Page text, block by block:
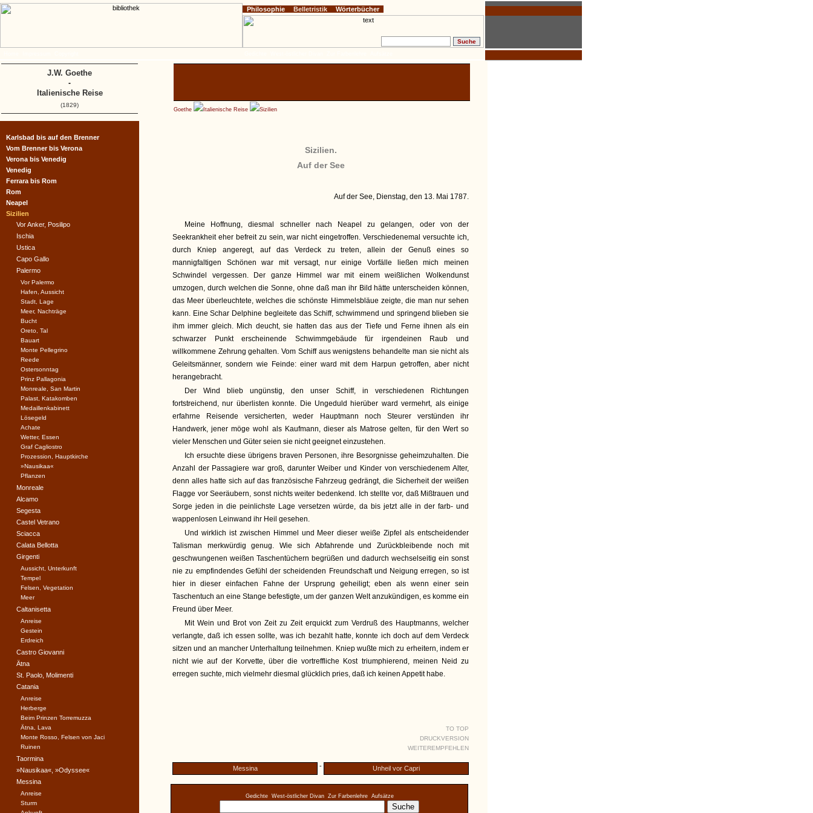
Goethe Italienische Reise Sizilien
Sizilien.
Auf der See
Auf der See, Dienstag, den 13. Mai 1787.
Meine Hoffnung, diesmal schneller nach Neapel zu gelangen, oder von der
Seekrankheit eher befreit zu sein, war nicht eingetroffen. Verschiedenemal versuchte ich,
durch Kniep angeregt, auf das Verdeck zu treten, allein der Genuß eines so
mannigfaltigen Schönen war mit versagt, nur einige Vorfälle ließen mich meinen
Schwindel vergessen. Der ganze Himmel war mit einem weißlichen Wolkendunst
umzogen, durch welchen die Sonne, ohne daß man ihr Bild hätte unterscheiden können,
das Meer überleuchtete, welches die schönste Himmelsbläue zeigte, die man nur sehen
kann. Eine Schar Delphine begleitete das Schiff, schwimmend und springend blieben sie
ihm immer gleich. Mich deucht, sie hatten das aus der Tiefe und Ferne ihnen als ein
schwarzer Punkt erscheinende Schwimmgebäude für irgendeinen Raub und
willkommene Zehrung gehalten. Vom Schiff aus wenigstens behandelte man sie nicht als
Geleitsmänner, sondern wie Feinde: einer ward mit dem Harpun getroffen, aber nicht
herangebracht.
Der Wind blieb ungünstig, den unser Schiff, in verschiedenen Richtungen
fortstreichend, nur überlisten konnte. Die Ungeduld hierüber ward vermehrt, als einige
erfahrne Reisende versicherten, weder Hauptmann noch Steurer verstünden ihr
Handwerk, jener möge wohl als Kaufmann, dieser als Matrose gelten, für den Wert so
vieler Menschen und Güter seien sie nicht geeignet einzustehen.
Ich ersuchte diese übrigens braven Personen, ihre Besorgnisse geheimzuhalten. Die
Anzahl der Passagiere war groß, darunter Weiber und Kinder von verschiedenem Alter,
denn alles hatte sich auf das französische Fahrzeug gedrängt, die Sicherheit der weißen
Flagge vor Seeräubern, sonst nichts weiter bedenkend. Ich stellte vor, daß Mißtrauen und
Sorge jeden in die peinlichste Lage versetzen würde, da bis jetzt alle in der farb- und
wappenlosen Leinwand ihr Heil gesehen.
Und wirklich ist zwischen Himmel und Meer dieser weiße Zipfel als entscheidender
Talisman merkwürdig genug. Wie sich Abfahrende und Zurückbleibende noch mit
geschwungenen weißen Taschentüchern begrüßen und dadurch wechselseitig ein sonst
nie zu empfindendes Gefühl der scheidenden Freundschaft und Neigung erregen, so ist
hier in dieser einfachen Fahne der Ursprung geheiligt; eben als wenn einer sein
Taschentuch an eine Stange befestigte, um der ganzen Welt anzukündigen, es komme ein
Freund über Meer.
Mit Wein und Brot von Zeit zu Zeit erquickt zum Verdruß des Hauptmanns, welcher
verlangte, daß ich essen sollte, was ich bezahlt hatte, konnte ich doch auf dem Verdeck
sitzen und an mancher Unterhaltung teilnehmen. Kniep wußte mich zu erheitern, indem er
nicht wie auf der Korvette, über die vortreffliche Kost triumphierend, meinen Neid zu
erregen suchte, mich vielmehr diesmal glücklich pries, daß ich keinen Appetit habe.
TO TOP
DRUCKVERSION
WEITEREMPFEHLEN
Messina - Unheil vor Capri
Gedichte West-östlicher Divan Zur Farbenlehre Aufsätze
Karlsbad bis auf den Brenner
Vom Brenner bis Verona
Verona bis Venedig
Venedig
Ferrara bis Rom
Rom
Neapel
Sizilien
Vor Anker, Posilipo
Ischia
Ustica
Capo Gallo
Palermo
Vor Palermo
Hafen, Aussicht
Stadt, Lage
Meer, Nachträge
Bucht
Oreto, Tal
Bauart
Monte Pellegrino
Reede
Ostersonntag
Prinz Pallagonia
Monreale, San Martin
Palast, Katakomben
Medaillenkabinett
Lösegeld
Achate
Wetter, Essen
Graf Cagliostro
Prozession, Hauptkirche
»Nausikaa«
Pflanzen
Monreale
Alcamo
Segesta
Castel Vetrano
Sciacca
Calata Bellotta
Girgenti
Aussicht, Unterkunft
Tempel
Felsen, Vegetation
Meer
Caltanisetta
Anreise
Gestein
Erdreich
Castro Giovanni
Ätna
St. Paolo, Molimenti
Catania
Anreise
Herberge
Beim Prinzen Torremuzza
Ätna, Lava
Monte Rosso, Felsen von Jaci
Ruinen
Taormina
»Nausikaa«, »Odyssee«
Messina
Anreise
Sturm
Philosophie Belletristik Wörterbücher
J.W. Goethe
-
Italienische Reise
(1829)